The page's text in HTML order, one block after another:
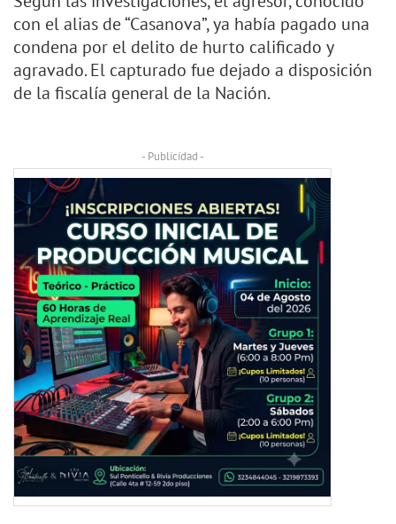
con el alias de “Casanova”, ya había pagado una
condena por el delito de hurto calificado y
agravado. El capturado fue dejado a disposición
de la fiscalía general de la Nación.
- Publicidad -